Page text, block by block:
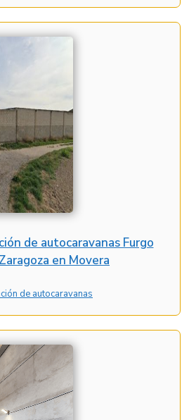
de autocaravanas Furgo
en Movera
de autocaravanas